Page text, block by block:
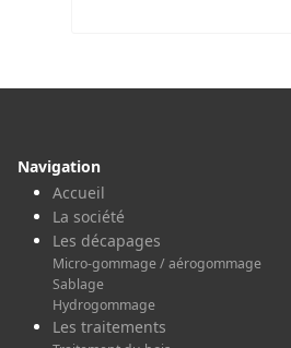
Navigation
Accueil
La société
Les décapages
Micro-gommage / aérogommage
Sablage
Hydrogommage
Les traitements